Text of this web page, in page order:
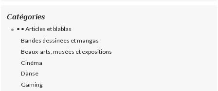
Catégories
• • Articles et blablas
Bandes dessinées et mangas
Beaux-arts, musées et expositions
Cinéma
Danse
Gaming